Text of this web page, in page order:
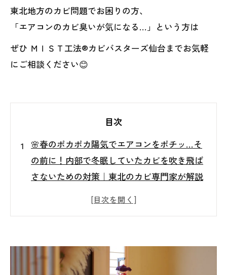
東北地方のカビ問題でお困りの方、
「エアコンのカビ臭いが気になる…」という方は
ぜひ ＭＩＳＴ工法®カビバスターズ仙台までお気軽
にご相談ください😊
目次
🌸春のポカポカ陽気でエアコンをポチッ…そ
の前に！内部で冬眠していたカビを吹き飛ば
さないための対策｜東北のカビ専門家が解説
🌸春のポカポカ陽気でエアコンをポチッ…そ
エアコンをつけた瞬間に「カビ臭い…」それ
は見逃してはいけない危険サイン⚠️